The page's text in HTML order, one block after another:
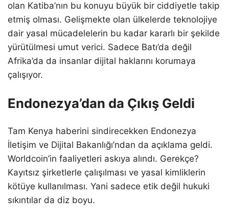
olan Katiba’nın bu konuyu büyük bir ciddiyetle takip
etmiş olması. Gelişmekte olan ülkelerde teknolojiye
dair yasal mücadelelerin bu kadar kararlı bir şekilde
yürütülmesi umut verici. Sadece Batı’da değil
Afrika’da da insanlar dijital haklarını korumaya
çalışıyor.
Endonezya’dan da Çıkış Geldi
Tam Kenya haberini sindirecekken Endonezya
İletişim ve Dijital Bakanlığı’ndan da açıklama geldi.
Worldcoin’in faaliyetleri askıya alındı. Gerekçe?
Kayıtsız şirketlerle çalışılması ve yasal kimliklerin
kötüye kullanılması. Yani sadece etik değil hukuki
sıkıntılar da diz boyu.